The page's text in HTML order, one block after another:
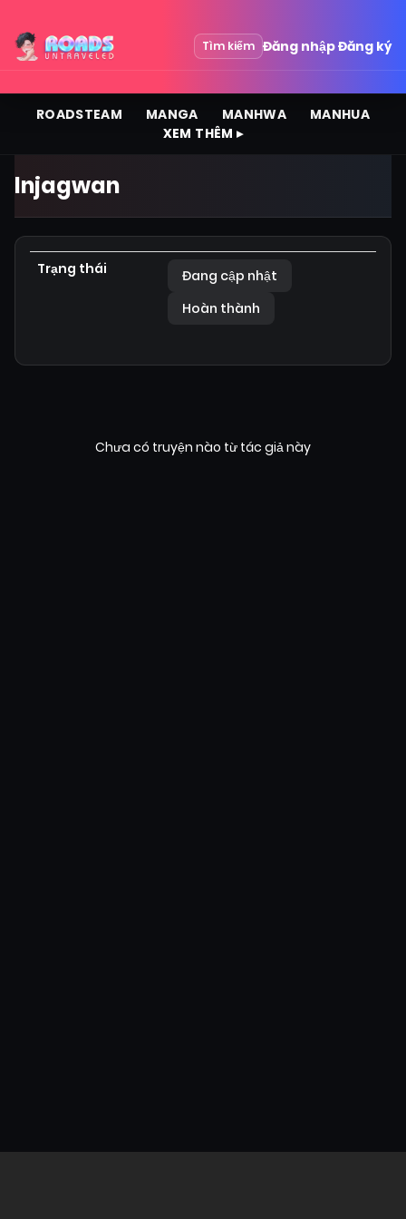
Tìm kiếm Đăng nhậpĐăng ký
ROADSTEAM MANGA MANHWA
MANHUA
XEM THÊM ▸
Injagwan
Trạng thái
Đang cập nhật
Hoàn thành
Chưa có truyện nào từ tác giả này